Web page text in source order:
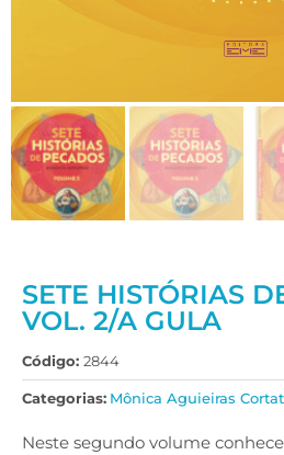
SETE HISTÓRIAS
VOL. 2/A GULA
Código: 2844
Categorias: Mônica Aguieiras Cortat
Neste segundo volume